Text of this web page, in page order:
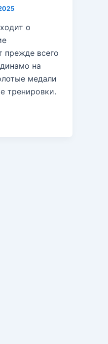
о
прежде всего
на
медали
тренировки.